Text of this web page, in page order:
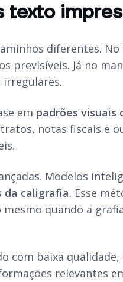
texto
diferentes.
previsíveis. Já no
irregulares.
em padrões visuais
notas fiscais e
Modelos
da caligrafia. Esse
quando a
com baixa qualidade,
relevantes